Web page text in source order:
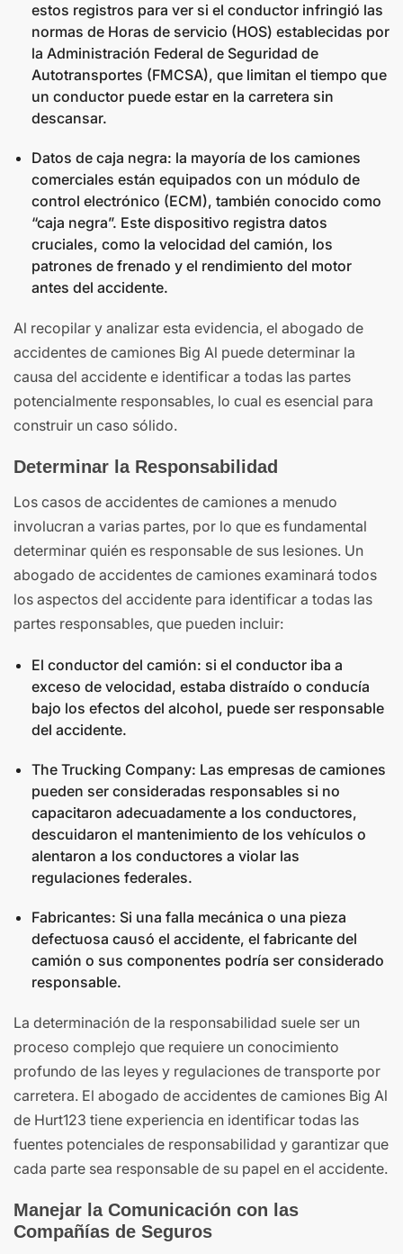
estos registros para ver si el conductor infringió las
normas de Horas de servicio (HOS) establecidas por
la Administración Federal de Seguridad de
Autotransportes (FMCSA), que limitan el tiempo que
un conductor puede estar en la carretera sin
descansar.
Datos de caja negra: la mayoría de los camiones
comerciales están equipados con un módulo de
control electrónico (ECM), también conocido como
“caja negra”. Este dispositivo registra datos
cruciales, como la velocidad del camión, los
patrones de frenado y el rendimiento del motor
antes del accidente.
Al recopilar y analizar esta evidencia, el abogado de
accidentes de camiones Big Al puede determinar la
causa del accidente e identificar a todas las partes
potencialmente responsables, lo cual es esencial para
construir un caso sólido.
Determinar la Responsabilidad
Los casos de accidentes de camiones a menudo
involucran a varias partes, por lo que es fundamental
determinar quién es responsable de sus lesiones. Un
abogado de accidentes de camiones examinará todos
los aspectos del accidente para identificar a todas las
partes responsables, que pueden incluir:
El conductor del camión: si el conductor iba a
exceso de velocidad, estaba distraído o conducía
bajo los efectos del alcohol, puede ser responsable
del accidente.
The Trucking Company: Las empresas de camiones
pueden ser consideradas responsables si no
capacitaron adecuadamente a los conductores,
descuidaron el mantenimiento de los vehículos o
alentaron a los conductores a violar las
regulaciones federales.
Fabricantes: Si una falla mecánica o una pieza
defectuosa causó el accidente, el fabricante del
camión o sus componentes podría ser considerado
responsable.
La determinación de la responsabilidad suele ser un
proceso complejo que requiere un conocimiento
profundo de las leyes y regulaciones de transporte por
carretera. El abogado de accidentes de camiones Big Al
de Hurt123 tiene experiencia en identificar todas las
fuentes potenciales de responsabilidad y garantizar que
cada parte sea responsable de su papel en el accidente.
Manejar la Comunicación con las
Compañías de Seguros